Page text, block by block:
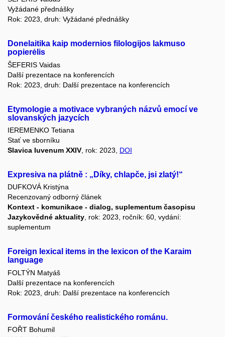
Vyžádané přednášky
Rok: 2023, druh: Vyžádané přednášky
Donelaitika kaip modernios filologijos lakmuso
popierėlis
ŠEFERIS Vaidas
Další prezentace na konferencích
Rok: 2023, druh: Další prezentace na konferencích
Etymologie a motivace vybraných názvů emocí ve
slovanských jazycích
IEREMENKO Tetiana
Stať ve sborníku
Slavica Iuvenum XXIV , rok: 2023, DOI
Expresiva na plátně : „Díky, chlapče, jsi zlatý!“
DUFKOVÁ Kristýna
Recenzovaný odborný článek
Kontext - komunikace - dialog, suplementum časopisu
Jazykovědné aktuality, rok: 2023, ročník: 60, vydání:
suplementum
Foreign lexical items in the lexicon of the Karaim
language
FOLTÝN Matyáš
Další prezentace na konferencích
Rok: 2023, druh: Další prezentace na konferencích
Formování českého realistického románu.
FOŘT Bohumil